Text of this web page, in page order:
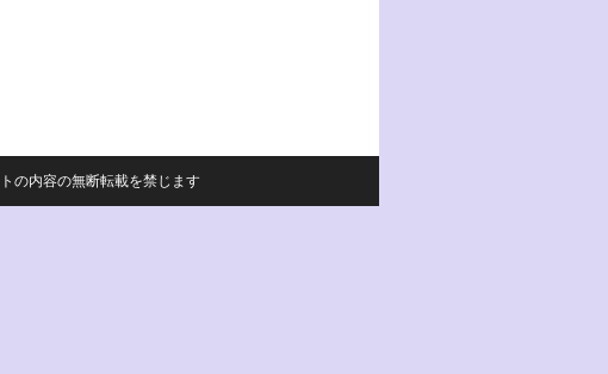
の内容の無断転載を禁じます